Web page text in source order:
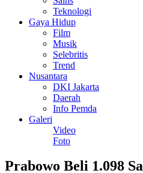
Teknologi
Gaya Hidup
Film
Musik
Selebritis
Trend
Nusantara
DKI Jakarta
Daerah
Info Pemda
Galeri
Video
Foto
Prabowo Beli 1.098